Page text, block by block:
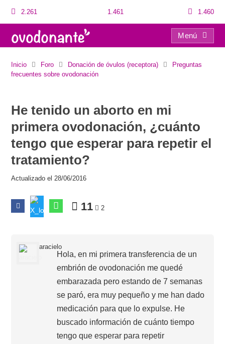
2.261 1.461 1.460
Menú
Inicio Foro Donación de óvulos (receptora)
Preguntas
frecuentes sobre ovodonación
He tenido un aborto en mi
primera ovodonación, ¿cuánto
tengo que esperar para repetir el
tratamiento?
Actualizado el 28/06/2016
11 2
aracielo
Hola, en mi primera transferencia de un
embrión de ovodonación me quedé
embarazada pero estando de 7 semanas
se paró, era muy pequeño y me han dado
medicación para que lo expulse. He
buscado información de cuánto tiempo
tengo que esperar para repetir